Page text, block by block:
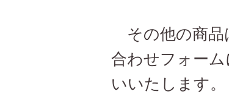
その他の商品
合わせフォー
いいたします。